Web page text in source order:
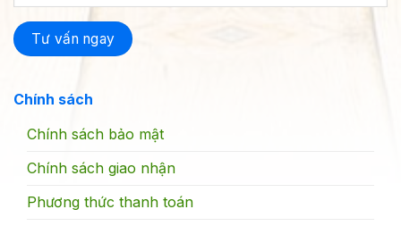
Chính sách
Chính sách bảo mật
Chính sách giao nhận
Phương thức thanh toán